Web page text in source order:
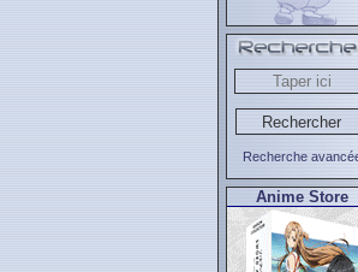
Recherche
Anime Store